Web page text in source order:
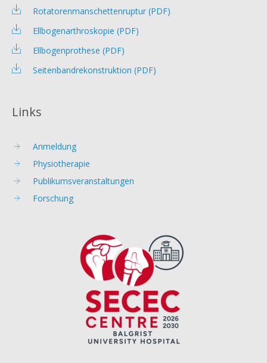
Rotatorenmanschettenruptur (PDF)
Ellbogenarthroskopie (PDF)
Ellbogenprothese (PDF)
Seitenbandrekonstruktion (PDF)
Links
Anmeldung
Physiotherapie
Publikumsveranstaltungen
Forschung